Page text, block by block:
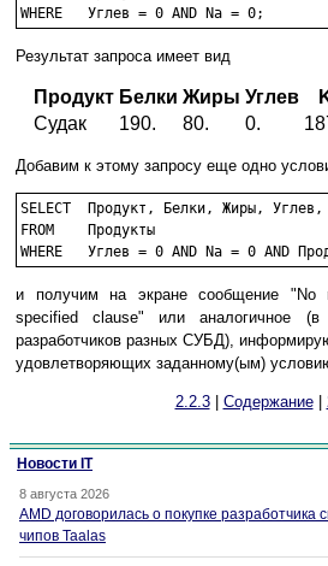
WHERE	Углев = 0 AND Na = 0;
Результат запроса имеет вид
Продукт Белки Жиры Углев
Судак
190. 80. 0.
Добавим к этому запросу еще одно
SELECT	Продукт, Белки, Жиры, Углев, K, Ca, Na, B2, PP, C
FROM	Продукты
WHERE	Углев = 0 AND Na = 0
и получим на экране сообщение
specified clause" или аналогичное (в
разработчиков разных СУБД),
удовлетворяющих заданному(ым)
2.2.3| Содержание|
Новости IT
8 августа 2026
AMD договорилась о покупке
чипов Taalas